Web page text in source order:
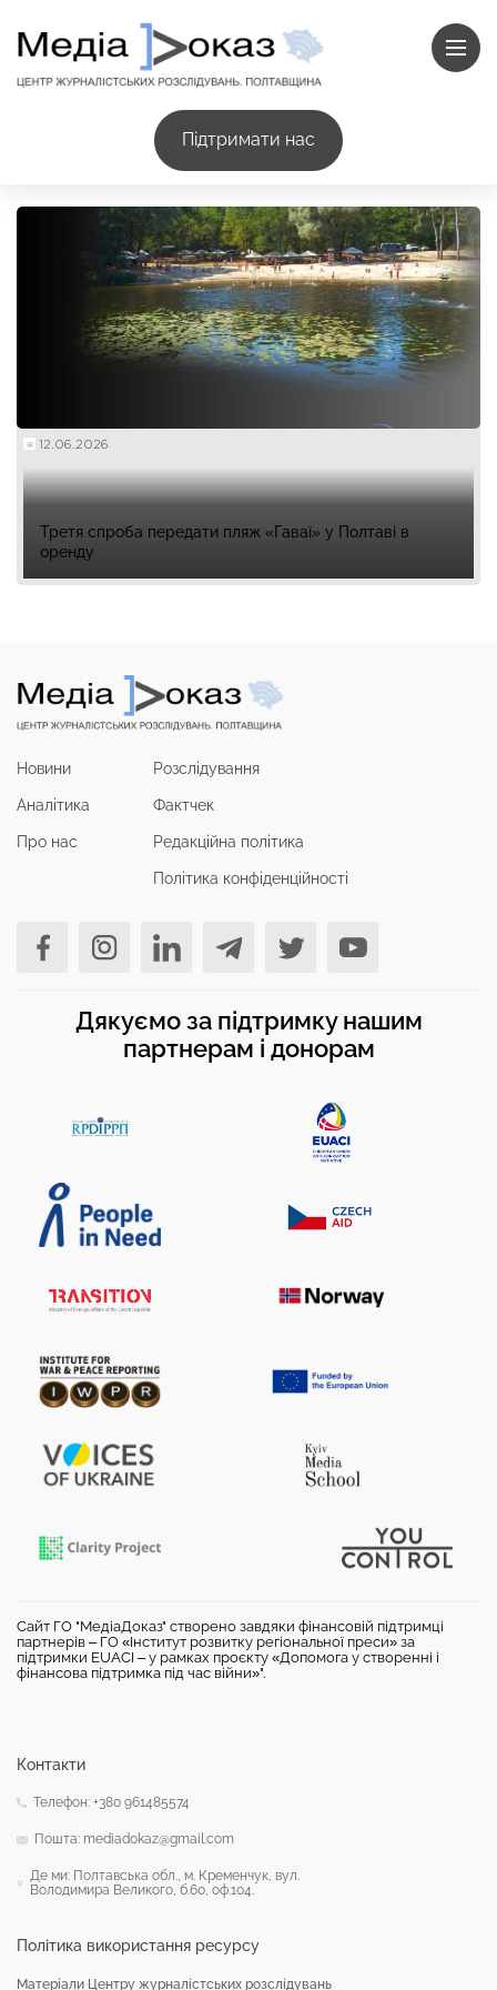
Підтримати нас
12.06.2026
Третя спроба передати пляж «Гаваї» у Полтаві в
оренду
Новини
Аналітика
Про нас
Розслідування
Фактчек
Редакційна політика
Політика конфіденційності
Дякуємо за підтримку нашим
партнерам і донорам
Сайт ГО "МедіаДоказ" створено завдяки фінансовій підтримці
партнерів – ГО «Інститут розвитку регіональної преси» за
підтримки EUACI – у рамках проєкту «Допомога у створенні і
фінансова підтримка під час війни»".
Політика використання ресурсу
Матеріали Центру журналістських розслідувань
Контакти
Телефон: +380 961485574
Пошта: mediadokaz@gmail.com
Де ми: Полтавська обл., м. Кременчук, вул.
Володимира Великого, б.60, оф.104.